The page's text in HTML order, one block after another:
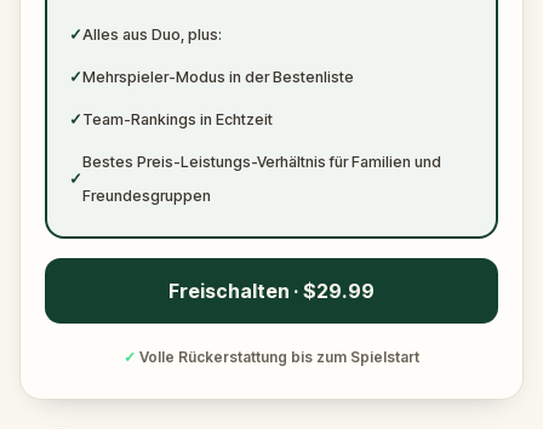
✓Alles aus Duo, plus:
✓Mehrspieler-Modus in der Bestenliste
✓ Team-Rankings in Echtzeit
✓
Bestes Preis-Leistungs-Verhältnis für Familien und
Freundesgruppen
Freischalten · $29.99
✓ Volle Rückerstattung bis zum Spielstart